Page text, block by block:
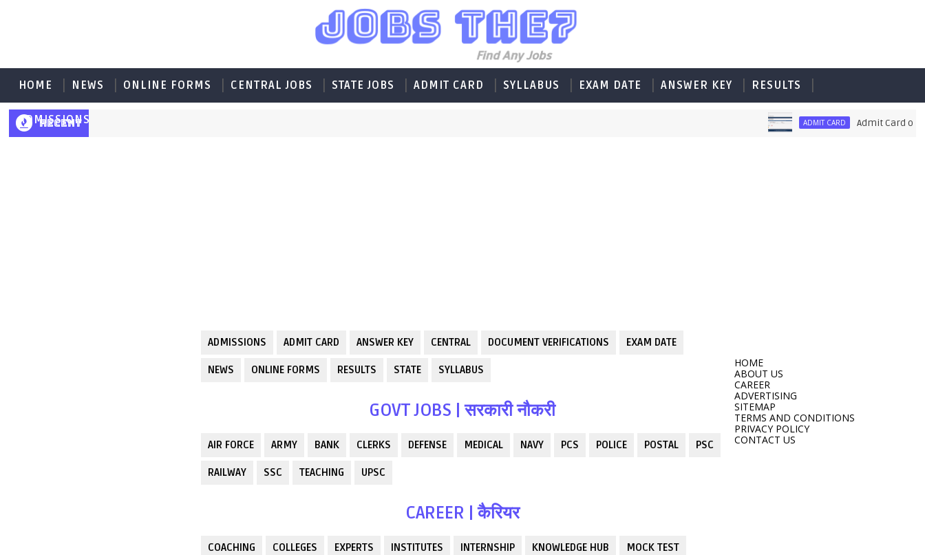
HOME NEWS ONLINE FORMS CENTRAL JOBS STATE JOBS ADMIT CARD SYLLABUS EXAM DATE ANSWER KEY RESULTS
ADMISSIONS
RECENT ADMIT CARD Admit Card of
ADMISSIONS ADMIT CARD ANSWER KEY CENTRAL DOCUMENT VERIFICATIONS EXAM DATE
NEWS ONLINE FORMS RESULTS STATE SYLLABUS
GOVT JOBS | सरकारी नौकरी
AIR FORCE ARMY BANK CLERKS DEFENSE MEDICAL NAVY PCS POLICE POSTAL PSC
RAILWAY SSC TEACHING UPSC
CAREER | कैरियर
COACHING COLLEGES EXPERTS INSTITUTES INTERNSHIP KNOWLEDGE HUB MOCK TEST
HOME
ABOUT US
CAREER
ADVERTISING
SITEMAP
TERMS AND CONDITIONS
PRIVACY POLICY
CONTACT US